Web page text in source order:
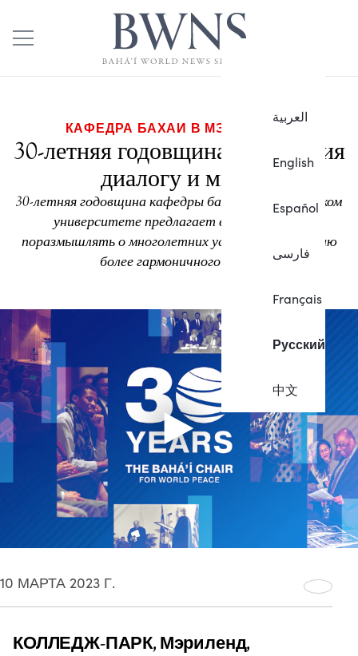
العربية
English
Español
فارسی
Français
Русский
中文
КАФЕДРА БАХАИ В МЭРИЛЕНДЕ
30-летняя годовщина содействия
диалогу и миру
30-летняя годовщина кафедры бахаи в Мэрилендском
университете предлагает возможность
поразмышлять о многолетних усилиях по созданию
более гармоничного мира.
10 МАРТА 2023 Г.
КОЛЛЕДЖ-ПАРК, Мэриленд,